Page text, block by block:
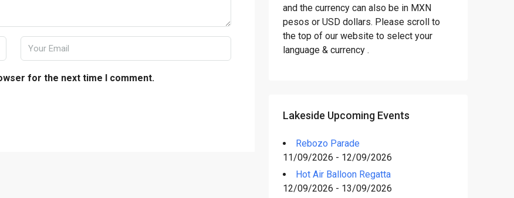
for the next time I comment.
and the currency can also be in MXN
pesos or USD dollars. Please scroll to
the top of our website to select your
language & currency .
Lakeside Upcoming Events
Rebozo Parade
11/09/2026 - 12/09/2026
Hot Air Balloon Regatta
12/09/2026 - 13/09/2026